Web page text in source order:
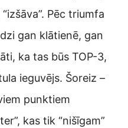
Pēc triumfa
gan klātienē, gan
ka tas būs TOP-3,
ieguvējs. Šoreiz –
punktiem
kas tik “nišīgam”